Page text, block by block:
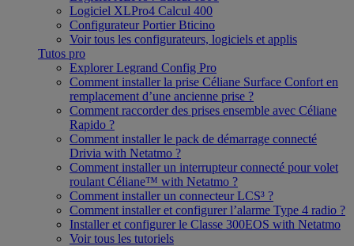
Logiciel XLPro4 Calcul 400
Configurateur Portier Bticino
Voir tous les configurateurs, logiciels et applis
Tutos pro
Explorer Legrand Config Pro
Comment installer la prise Céliane Surface Confort en
remplacement d’une ancienne prise ?
Comment raccorder des prises ensemble avec Céliane
Rapido ?
Comment installer le pack de démarrage connecté
Drivia with Netatmo ?
Comment installer un interrupteur connecté pour volet
roulant Céliane™ with Netatmo ?
Comment installer un connecteur LCS³ ?
Comment installer et configurer l’alarme Type 4 radio ?
Installer et configurer le Classe 300EOS with Netatmo
Voir tous les tutoriels